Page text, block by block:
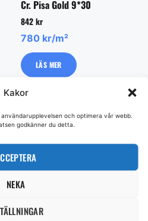
Kakor
och optimera vår webb.
godkänner du detta.
NEKA
Cr. Pisa Gold 9*30
842 kr
780 kr/m²
LÄS MER
Pisa Gold 30*60